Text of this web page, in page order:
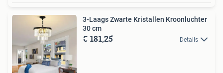
3-Laags Zwarte Kristallen Kroonluchter
30 cm
€ 181,25 Details